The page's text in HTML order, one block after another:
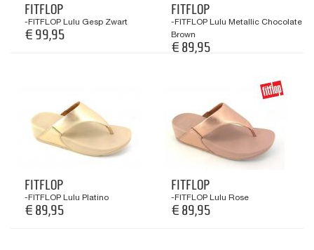
FITFLOP
-FITFLOP Lulu Gesp Zwart
€ 99,95
FITFLOP
-FITFLOP Lulu Metallic Chocolate
Brown
€ 89,95
FITFLOP
-FITFLOP Lulu Platino
€ 89,95
FITFLOP
-FITFLOP Lulu Rose
€ 89,95